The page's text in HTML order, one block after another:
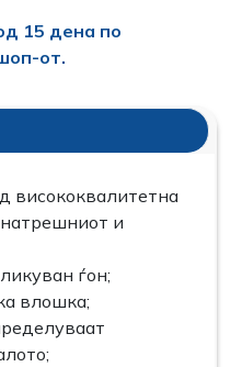
15 дена по
от.
висококвалитетна
и
ѓон;
влошка;